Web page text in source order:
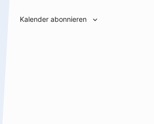
Kalender abonnieren